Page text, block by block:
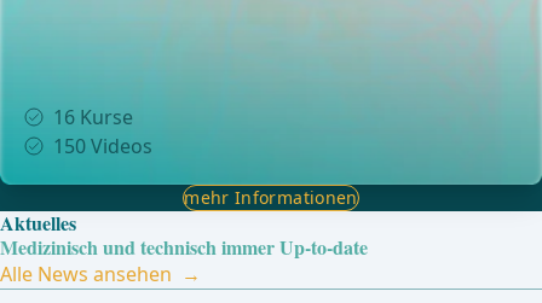
16 Kurse
150Videos
mehr Informationen
Aktuelles
Medizinisch und technisch immer Up-to-date
Alle News ansehen